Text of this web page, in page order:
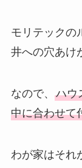
モリテックの
井への穴あけ
なので、 ハウ
中に合わせて
わが家はそれ